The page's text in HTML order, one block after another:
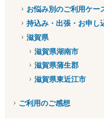
お悩み別のご利用ケー
持込み・出張・お申し
滋賀県
滋賀県湖南市
滋賀県蒲生郡
滋賀県東近江市
ご利用のご感想